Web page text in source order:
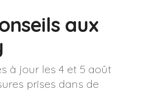
aux
à jour les 4 et 5 août
prises dans de